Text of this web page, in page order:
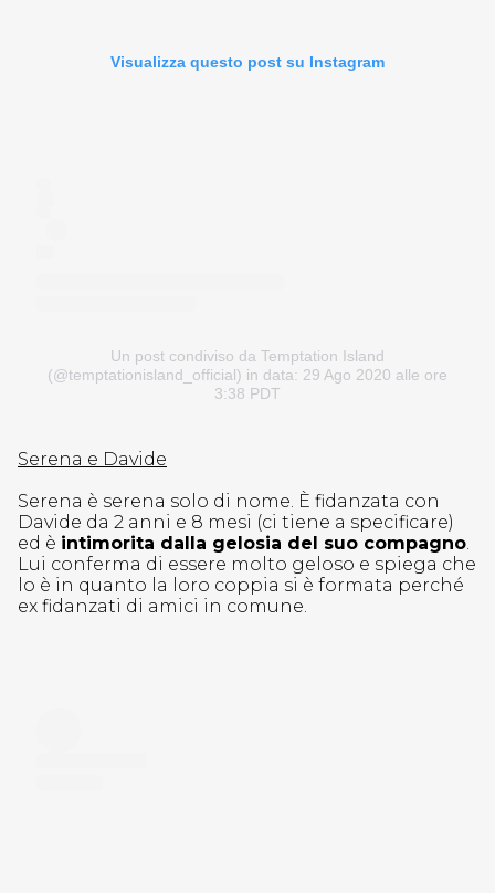
Visualizza questo post su Instagram
Un post condiviso da Temptation Island
(@temptationisland_official) in data: 29 Ago 2020 alle ore
3:38 PDT
Serena e Davide
Serena è serena solo di nome. È fidanzata con
Davide da 2 anni e 8 mesi (ci tiene a specificare)
ed è intimorita dalla gelosia del suo compagno.
Lui conferma di essere molto geloso e spiega che
lo è in quanto la loro coppia si è formata perché
ex fidanzati di amici in comune.